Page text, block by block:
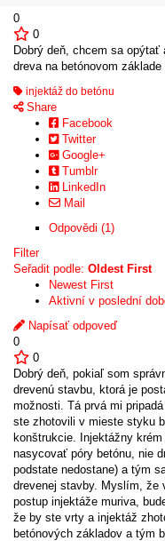
0
0
Dobrý deň, chcem sa
dreva na betónovom
injektáž do betónu
Share
Facebook
Twitter
Google+
Tumblr
LinkedIn
Mail
Odpovědi (1)
Filter
Seřadit podle: Oldest First
Newest First
Aktivní v poslední
Napísať odpoveď
0
0
Dobrý deň, pokiaľ som
drevenú stavbu, ktorá je
možnosti. Tá prvá mi
ste zhotovili v mieste styku
konštrukcie. Injektážny
nasycovať póry betónu, nie
podstate nedostane) a tým
drevenej stavby. Myslím, že
postup injektáže muriva,
že by ste vrty a injektáž
betónových základov a tým